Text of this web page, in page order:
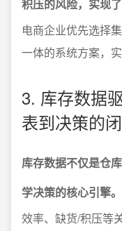
积压的风险，实现
电商企业优先选择
一体的系统方案，
3. 库存数据
表到决策的
库存数据不仅是仓
学决策的核心引擎。
效率、缺货/积压等